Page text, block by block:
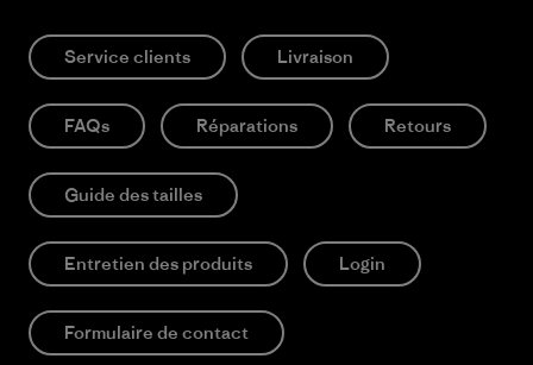
Service clients Livraison
FAQs Réparations Retours
Guide des tailles
Entretien des produits Login
Formulaire de contact